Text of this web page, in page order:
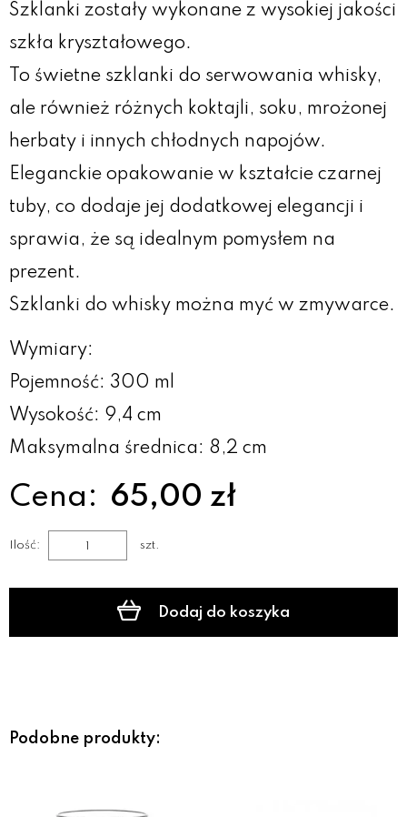
Szklanki zostały wykonane z wysokiej jakości
szkła kryształowego.
To świetne szklanki do serwowania whisky,
ale również różnych koktajli, soku, mrożonej
herbaty i innych chłodnych napojów.
Eleganckie opakowanie w kształcie czarnej
tuby, co dodaje jej dodatkowej elegancji i
sprawia, że są idealnym pomysłem na
prezent.
Szklanki do whisky można myć w zmywarce.
Wymiary:
Pojemność: 300 ml
Wysokość: 9,4 cm
Maksymalna średnica: 8,2 cm
Cena: 65,00 zł
Ilość: szt.
Dodaj do koszyka
Podobne produkty: